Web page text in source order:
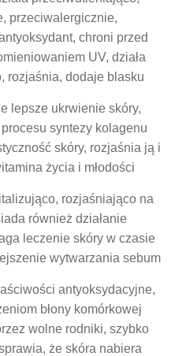
przeciwalergicznie,
chroni przed
UV, działa
rozjaśnia, dodaje blasku
lepsze ukrwienie skóry,
syntezy kolagenu
skóry, rozjaśnia ją i
życia i młodości
rozjaśniająco na
również działanie
leczenie skóry w czasie
wytwarzania sebum
antyoksydacyjne,
błony komórkowej
wolne rodniki, szybko
że skóra nabiera